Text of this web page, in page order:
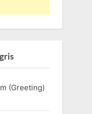
(Greeting)